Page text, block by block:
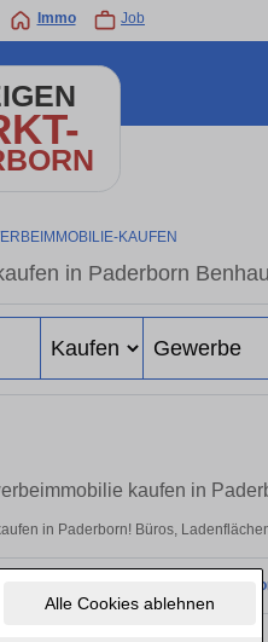
Alle Cookies ablehnen
Immo Job
KAUFEN
in Paderborn
kaufen in
in Paderborn! Büros,
finden. Schauen Sie bald wieder